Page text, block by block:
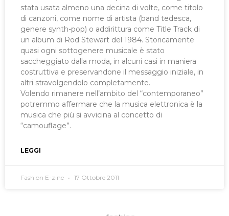
stata usata almeno una decina di volte, come titolo
di canzoni, come nome di artista (band tedesca,
genere synth-pop) o addirittura come Title Track di
un album di Rod Stewart del 1984. Storicamente
quasi ogni sottogenere musicale è stato
saccheggiato dalla moda, in alcuni casi in maniera
costruttiva e preservandone il messaggio iniziale, in
altri stravolgendolo completamente.
Volendo rimanere nell’ambito del “contemporaneo”
potremmo affermare che la musica elettronica è la
musica che più si avvicina al concetto di
“camouflage”.
LEGGI
Fashion E-zine 17 Ottobre 2011